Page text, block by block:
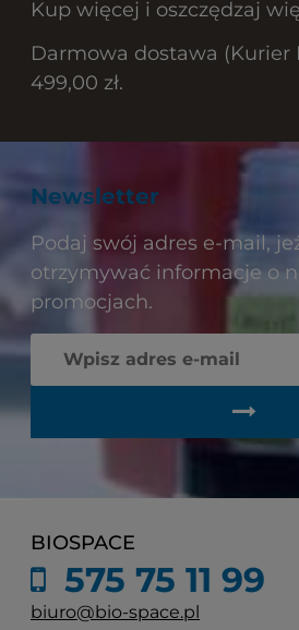
Kup więcej i oszczędzaj
Darmowa dostawa (Kurier
499,00 zł.
Newsletter
Podaj swój adres e-mail,
otrzymywać informacje o
promocjach.
BIOSPACE
575 75 11 99
biuro@bio-space.pl